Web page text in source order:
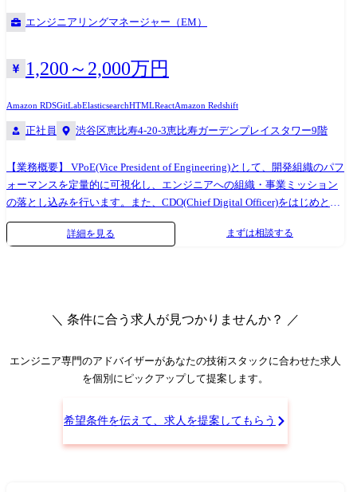
(Docker)とオーケストレーション(ECS/EKS 等)の実践 ・ネットワーク設
計(VPC、DNS、ロードバランサ、CDN、WAF)の理解と運用 ・CI/CD パ
割】 このポジションでは、CADDiの技術的な専門家としてお客様に最も
とが求められます。 単なる製品導入やサポートに留まらず、エンタープ
ライズ顧客特有の複雑なビジネス課題や既存システム環境を深く理解し
プリセールス段階の技術検証(PoC)支援から、導入プロジェクトの技術的
ルの技術提案まで、顧客のビジネス変革を実現する「真の技術的パート
ナー」として、そのライフサイクル全体を技術でリードしていただきま
す。 また、顧客の最前線で得た深いニーズや課題をプロダクト開発チー
ムへ的確にフィードバックし、プロダクトの進化や新たなソリューショ
ン開発を牽引する「架け橋」としての役割も期待されます。 【想定され
トの実行リード(例: 環境構築、API連携、データ移行、カスタマイズのた
ング、パフォーマンスチューニング ●顧客のプロダクト習熟度向上支
援、活用状況のモニタリングと、更なる活用のための技術的提案 ●顧客
チームへ連携・提言 開発環境 ●バックエンド: Java, Python ●インフラ:
Google Cloud, Google Kubernetes Engine, Anthos Service Mesh, Istio,
Cloudflare, Argo Workflows ●Event Bus: Cloud Pub/Sub ●DevOps: GitHub,
エンジニアリングマネージャー（EM）
1,200～2,000万円
Amazon RDSGitLabElasticsearchHTMLReactAmazon Redshift
正社員 渋谷区恵比寿4-20-3恵比寿ガーデンプレイスタワー9階
【業務概要】 VPoE(Vice President of Engineering)として、開発組織のパフ
ォーマンスを定量的に可視化し、エンジニアへの組織・事業ミッション
の落とし込みを行います。また、CDO(Chief Digital Officer)をはじめとし
た経営陣と共に、全社のエンジニアリングについて意思決定を行い、事
業成長を推進します。 【具体的な業務内容】 ・経営の意思決定を促進す
大化 ・エンジニアサイドとビジネスサイドの共通言語を生み出し、事業
ュメント化とドキュメント文化の形成 ・自社の開発組織の魅力を社外に
伝えるための広報活動 【ミッション】 開発組織のエンゲージメントを高
ニアが成長実感を持てる環境をつくり、組織や事業に対して積極的な関
わりを持てる組織体制を構築していただきます。 【開発環境】 ・フロン
トエンド:HTML / Sass / JavaScript(TypeScript) / React / webpack ・モバイ
詳細を見る まずは相談する
＼ 条件に合う求人が見つかりませんか？ ／
エンジニア専門のアドバイザーがあなたの技術スタックに合わせた求人
を個別にピックアップして提案します。
希望条件を伝えて、求人を提案してもらう